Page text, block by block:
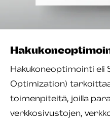
Hakukoneoptimointi eli
Optimization)
toimenpiteitä, joilla
verkkosivustojen,